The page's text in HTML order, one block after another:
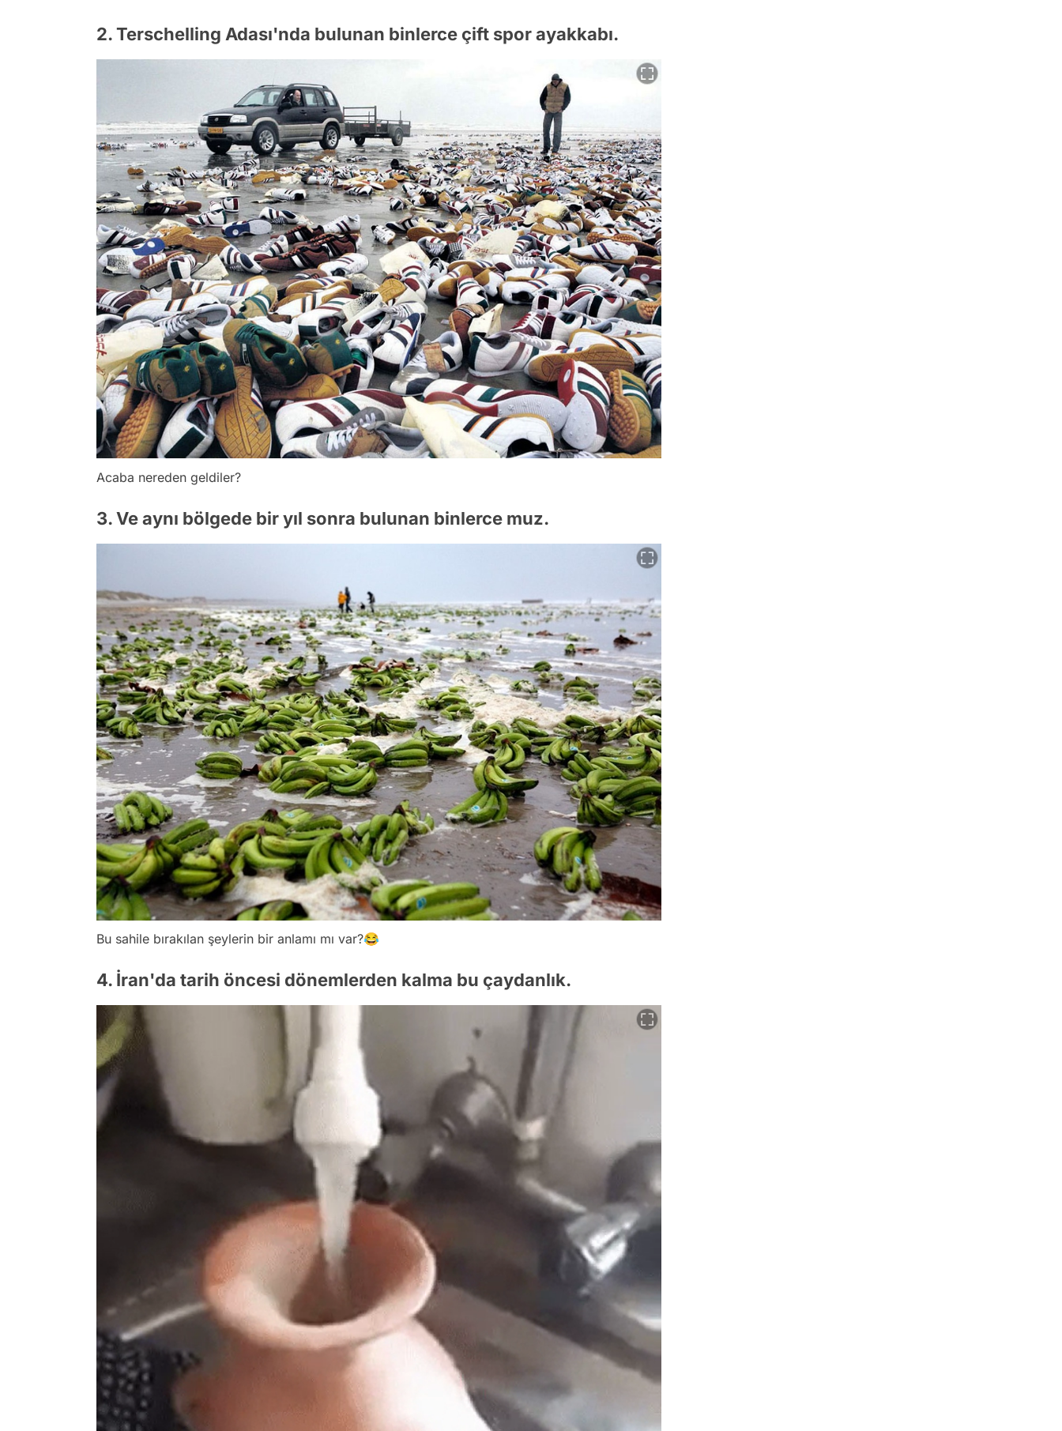
2. Terschelling Adası'nda bulunan binlerce çift spor ayakkabı.
Acaba nereden geldiler?
3. Ve aynı bölgede bir yıl sonra bulunan binlerce muz.
Bu sahile bırakılan şeylerin bir anlamı mı var?😂
4. İran'da tarih öncesi dönemlerden kalma bu çaydanlık.